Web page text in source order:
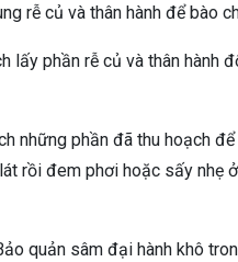
rễ củ và thân hành để bào
lấy phần rễ củ và thân hành
những phần đã thu hoạch
rồi đem phơi hoặc sấy nhẹ
quản sâm đại hành khô